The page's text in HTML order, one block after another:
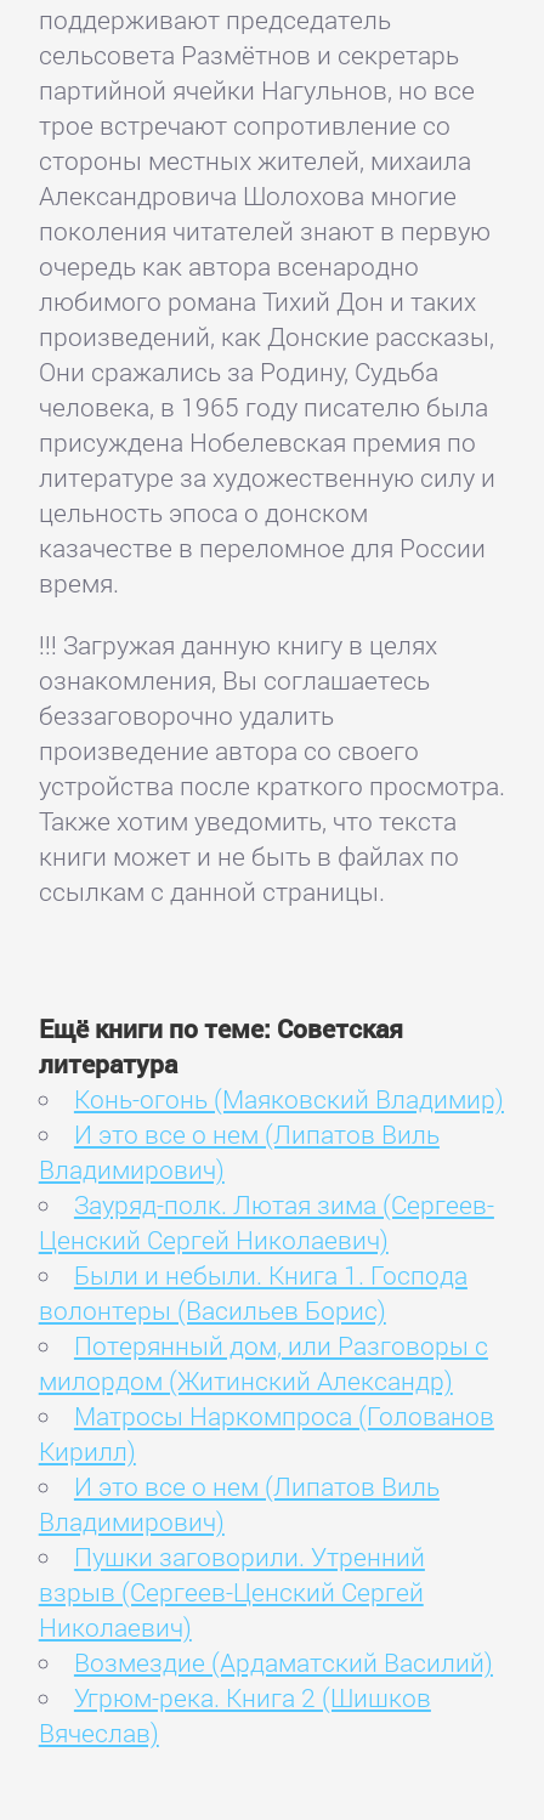
поддерживают председатель
сельсовета Размётнов и секретарь
партийной ячейки Нагульнов, но все
трое встречают сопротивление со
стороны местных жителей, михаила
Александровича Шолохова многие
поколения читателей знают в первую
очередь как автора всенародно
любимого романа Тихий Дон и таких
произведений, как Донские рассказы,
Они сражались за Родину, Судьба
человека, в 1965 году писателю была
присуждена Нобелевская премия по
литературе за художественную силу и
цельность эпоса о донском
казачестве в переломное для России
время.
!!! Загружая данную книгу в целях
ознакомления, Вы соглашаетесь
беззаговорочно удалить
произведение автора со своего
устройства после краткого просмотра.
Также хотим уведомить, что текста
книги может и не быть в файлах по
ссылкам с данной страницы.
Ещё книги по теме: Советская
литература
Конь-огонь (Маяковский Владимир)
И это все о нем (Липатов Виль
Владимирович)
Зауряд-полк. Лютая зима (Сергеев-
Ценский Сергей Николаевич)
Были и небыли. Книга 1. Господа
волонтеры (Васильев Борис)
Потерянный дом, или Разговоры с
милордом (Житинский Александр)
Матросы Наркомпроса (Голованов
Кирилл)
И это все о нем (Липатов Виль
Владимирович)
Пушки заговорили. Утренний
взрыв (Сергеев-Ценский Сергей
Николаевич)
Возмездие (Ардаматский Василий)
Угрюм-река. Книга 2 (Шишков
Вячеслав)